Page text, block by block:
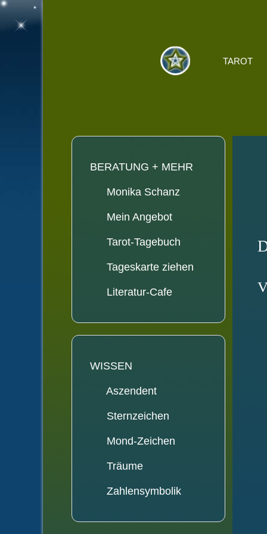
TAROT
BERATUNG + MEHR
Monika Schanz
Mein Angebot
Tarot-Tagebuch
Tageskarte ziehen
Literatur-Cafe
WISSEN
Aszendent
Sternzeichen
Mond-Zeichen
Träume
Zahlensymbolik